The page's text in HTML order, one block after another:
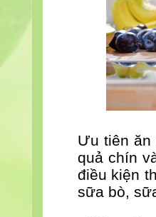
Ưu tiên ăn
quả chín
điều kiện
sữa bò,